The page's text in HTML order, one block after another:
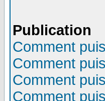
Publication
Comment
Comment
Comment
Comment